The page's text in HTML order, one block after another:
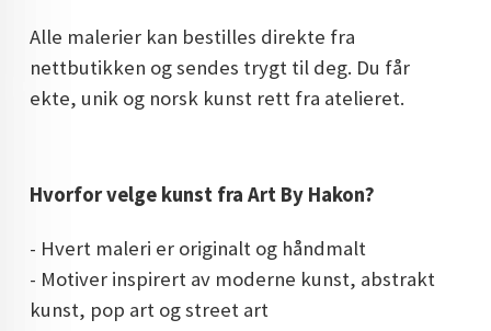
Alle malerier kan bestilles direkte fra
nettbutikken og sendes trygt til deg. Du får
ekte, unik og norsk kunst rett fra atelieret.
Hvorfor velge kunst fra Art By Hakon?
- Hvert maleri er originalt og håndmalt
- Motiver inspirert av moderne kunst, abstrakt
kunst, pop art og street art